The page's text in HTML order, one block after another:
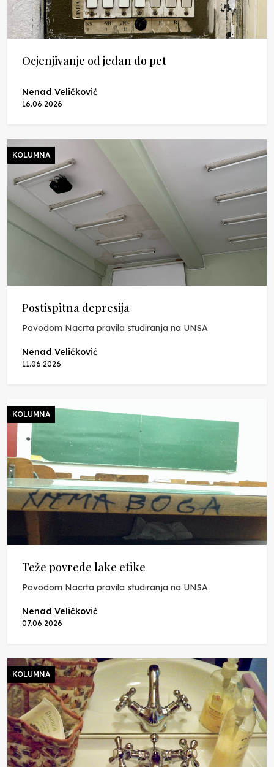
Ocjenjivanje od jedan do pet
Nenad Veličković
16.06.2026
KOLUMNA
Postispitna depresija
Povodom Nacrta pravila studiranja na UNSA
Nenad Veličković
11.06.2026
KOLUMNA
Teže povrede lake etike
Povodom Nacrta pravila studiranja na UNSA
Nenad Veličković
07.06.2026
KOLUMNA